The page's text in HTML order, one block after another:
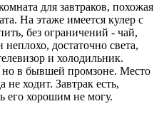
для завтраков, похожая
На этаже имеется кулер с
без ограничений - чай,
достаточно света,
и холодильник.
но в бывшей промзоне. Место
не ходит. Завтрак есть,
его хорошим не могу.